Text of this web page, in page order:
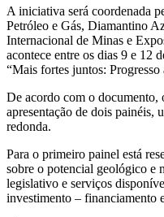
A iniciativa será coordenada
Petróleo e Gás, Diamantino
Internacional de Minas e
acontece entre os dias 9 e 12
“Mais fortes juntos: Progresso
De acordo com o documento,
apresentação de dois painéis,
redonda.
Para o primeiro painel está
sobre o potencial geológico e
legislativo e serviços
investimento – financiamento